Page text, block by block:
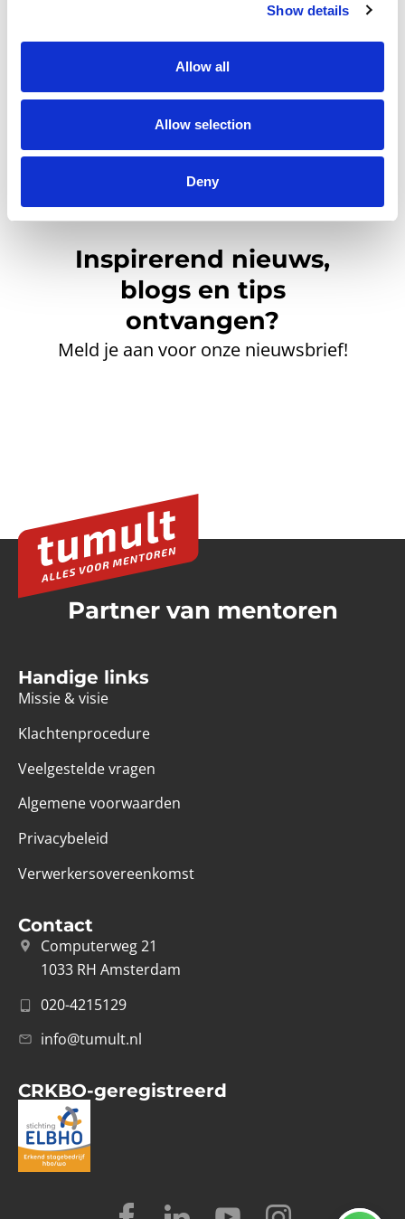
Show details
Allow all
Allow selection
Deny
Klik hier om een gratis
account aan te maken.
Inspirerend nieuws,
blogs en tips
ontvangen?
Meld je aan voor onze nieuwsbrief!
Partner van mentoren
Handige links
Missie & visie
Klachtenprocedure
Veelgestelde vragen
Algemene voorwaarden
Privacybeleid
Verwerkersovereenkomst
Contact
Computerweg 21
1033 RH Amsterdam
020-4215129
info@tumult.nl
CRKBO-geregistreerd